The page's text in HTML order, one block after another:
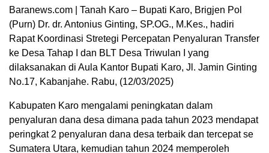
Baranews.com | Tanah Karo – Bupati Karo, Brigjen Pol
(Purn) Dr. dr. Antonius Ginting, SP.OG., M.Kes., hadiri
Rapat Koordinasi Stretegi Percepatan Penyaluran Transfer
ke Desa Tahap I dan BLT Desa Triwulan I yang
dilaksanakan di Aula Kantor Bupati Karo, Jl. Jamin Ginting
No.17, Kabanjahe. Rabu, (12/03/2025)
Kabupaten Karo mengalami peningkatan dalam
penyaluran dana desa dimana pada tahun 2023 mendapat
peringkat 2 penyaluran dana desa terbaik dan tercepat se
Sumatera Utara, kemudian tahun 2024 memperoleh